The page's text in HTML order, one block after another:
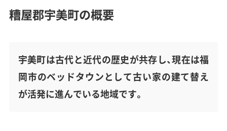
糟屋郡宇美町の概要
宇美町は古代と近代の歴史が共存し、現在は福
岡市のベッドタウンとして古い家の建て替え
が活発に進んでいる地域です。